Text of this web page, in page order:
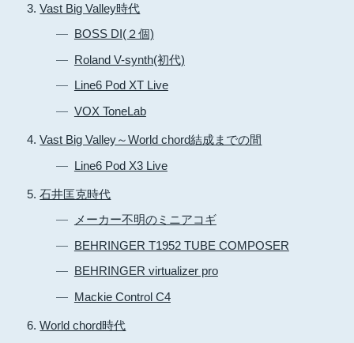
Vast Big Valley時代
BOSS DI(２個)
Roland V-synth(初代)
Line6 Pod XT Live
VOX ToneLab
Vast Big Valley～World chord結成までの間
Line6 Pod X3 Live
石井匡克時代
メーカー不明のミニアコギ
BEHRINGER T1952 TUBE COMPOSER
BEHRINGER virtualizer pro
Mackie Control C4
World chord時代